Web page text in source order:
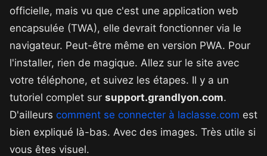
officielle, mais vu que c'est une application web
encapsulée (TWA), elle devrait fonctionner via le
navigateur. Peut-être même en version PWA. Pour
l'installer, rien de magique. Allez sur le site avec
votre téléphone, et suivez les étapes. Il y a un
tutoriel complet sur support.grandlyon.com.
D'ailleurs comment se connecter à laclasse.com est
bien expliqué là-bas. Avec des images. Très utile si
vous êtes visuel.